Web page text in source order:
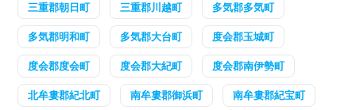
三重郡朝日町 三重郡川越町 多気郡多気町
多気郡明和町 多気郡大台町 度会郡玉城町
度会郡度会町 度会郡大紀町 度会郡南伊勢町
北牟婁郡紀北町 南牟婁郡御浜町 南牟婁郡紀宝町